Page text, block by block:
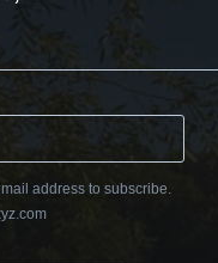
address to subscribe.